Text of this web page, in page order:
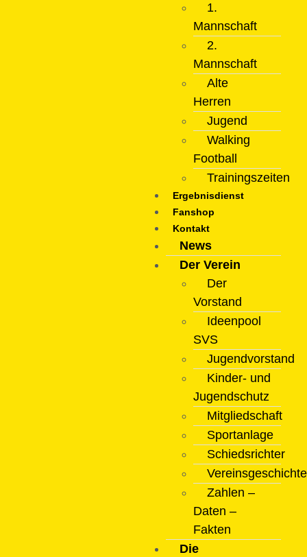
1.
Mannschaft
2.
Mannschaft
Alte
Herren
Jugend
Walking
Football
Trainingszeiten
Ergebnisdienst
Fanshop
Kontakt
News
Der Verein
Der
Vorstand
Ideenpool
SVS
Jugendvorstand
Kinder- und
Jugendschutz
Mitgliedschaft
Sportanlage
Schiedsrichter
Vereinsgeschichte
Zahlen –
Daten –
Fakten
Die